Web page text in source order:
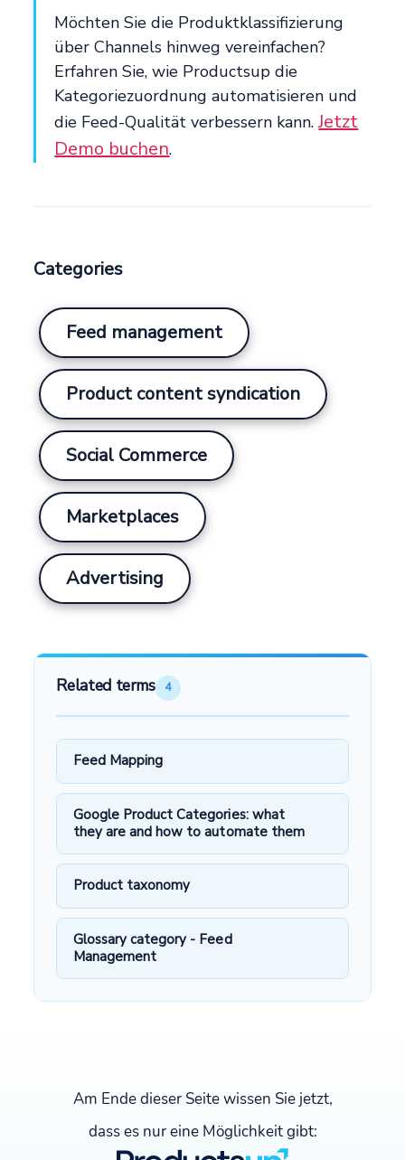
Möchten Sie die Produktklassifizierung
über Channels hinweg vereinfachen?
Erfahren Sie, wie Productsup die
Kategoriezuordnung automatisieren und
die Feed-Qualität verbessern kann.Jetzt
Demo buchen.
Categories
Feed management
Product content syndication
Social Commerce
Marketplaces
Advertising
Related terms 4
Feed Mapping
Google Product Categories: what
they are and how to automate them
Product taxonomy
Glossary category - Feed
Management
Am Ende dieser Seite wissen Sie jetzt,
dass es nur eine Möglichkeit gibt: